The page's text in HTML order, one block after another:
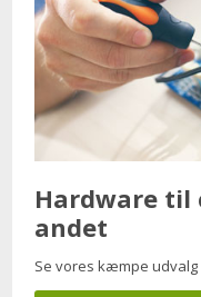
Hardware til
andet
Se vores kæmpe